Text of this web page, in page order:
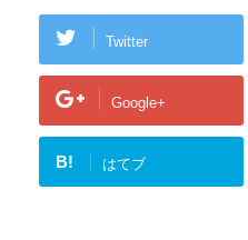
Twitter
Google+
B! はてブ